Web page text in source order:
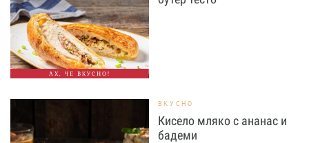
АХ, ЧЕ ВКУСНО!
ВКУСНО
Кисело мляко с ананас и
бадеми